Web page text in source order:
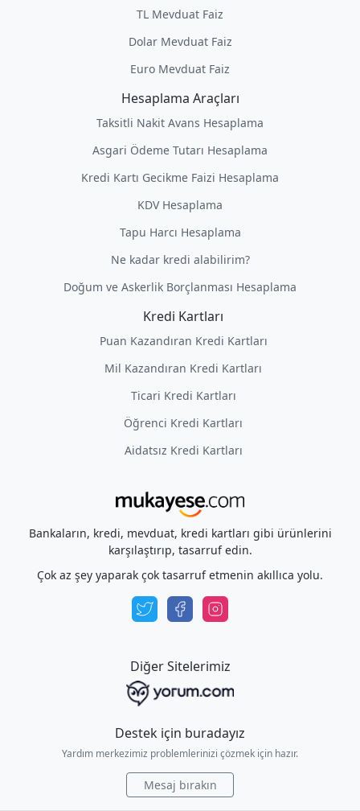
TL Mevduat Faiz
Dolar Mevduat Faiz
Euro Mevduat Faiz
Hesaplama Araçları
Taksitli Nakit Avans Hesaplama
Asgari Ödeme Tutarı Hesaplama
Kredi Kartı Gecikme Faizi Hesaplama
KDV Hesaplama
Tapu Harcı Hesaplama
Ne kadar kredi alabilirim?
Doğum ve Askerlik Borçlanması Hesaplama
Kredi Kartları
Puan Kazandıran Kredi Kartları
Mil Kazandıran Kredi Kartları
Ticari Kredi Kartları
Öğrenci Kredi Kartları
Aidatsız Kredi Kartları
Bankaların, kredi, mevduat, kredi kartları gibi ürünlerini
karşılaştırıp, tasarruf edin.
Çok az şey yaparak çok tasarruf etmenin akıllıca yolu.
Diğer Sitelerimiz
Destek için buradayız
Yardım merkezimiz problemlerinizi çözmek için hazır.
Mesaj bırakın